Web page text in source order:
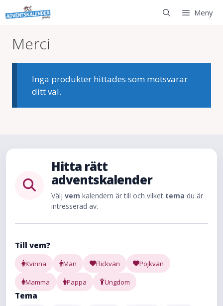
Hoppa
till
Meny
Merci
Inga produkter hittades som motsvarar
ditt val.
Hitta rätt
adventskalender
Välj vem kalendern är till och vilket tema du är
intresserad av.
Till vem?
Kvinna Man Flickvän Pojkvän
Mamma Pappa Ungdom
Tema